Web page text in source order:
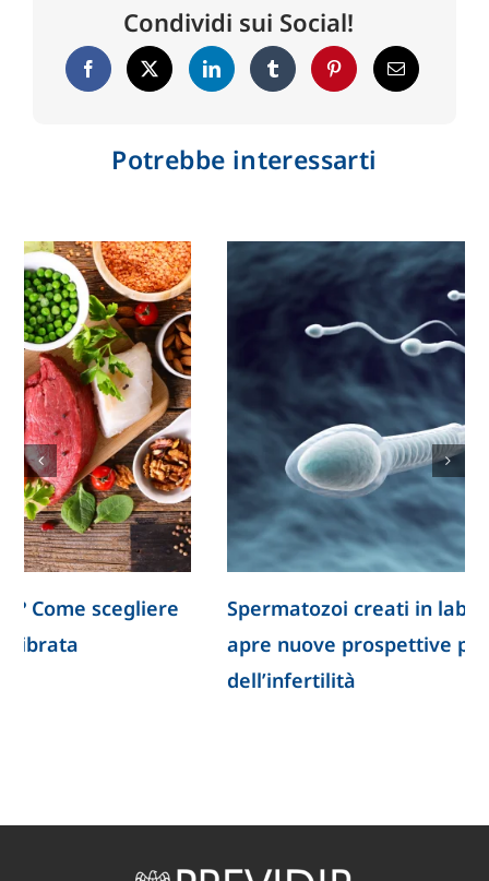
Condividi sui Social!
Potrebbe interessarti
Spermatozoi creati in laboratorio: la ricerca
apre nuove prospettive per lo studio